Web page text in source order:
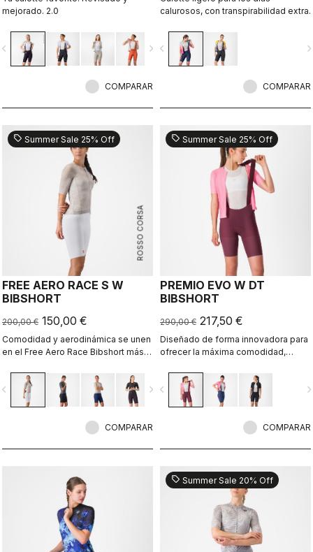
mejorado. 2.0
navigate_next
COMPARAR
calurosos, con transpirabilidad extra.
navigate_before
COMPARAR
ROSSO CORSA
sell Summer Sale 25% Off
FREE AERO RACE S W
BIBSHORT
200,00 € 150,00 €
Comodidad y aerodinámica se unen
en el Free Aero Race Bibshort más
navigate_next
COMPARAR
sell Summer Sale 25% Off
PREMIO EVO W DT
BIBSHORT
290,00 € 217,50 €
Diseñado de forma innovadora para
ofrecer la máxima comodidad,
largas distancias.
navigate_before
COMPARAR
sell Summer Sale 20% Off